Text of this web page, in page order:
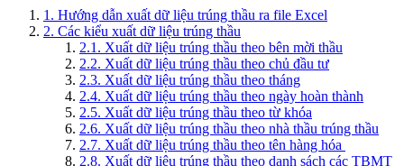
1. Hướng dẫn xuất dữ liệu trúng thầu ra file Excel
2. Các kiểu xuất dữ liệu trúng thầu
2.1. Xuất dữ liệu trúng thầu theo bên mời thầu
2.2. Xuất dữ liệu trúng thầu theo chủ đầu tư
2.3. Xuất dữ liệu trúng thầu theo tháng
2.4. Xuất dữ liệu trúng thầu theo ngày hoàn thành
2.5. Xuất dữ liệu trúng thầu theo từ khóa
2.6. Xuất dữ liệu trúng thầu theo nhà thầu trúng thầu
2.7. Xuất dữ liệu trúng thầu theo tên hàng hóa
2.8. Xuất dữ liệu trúng thầu theo danh sách các TBMT